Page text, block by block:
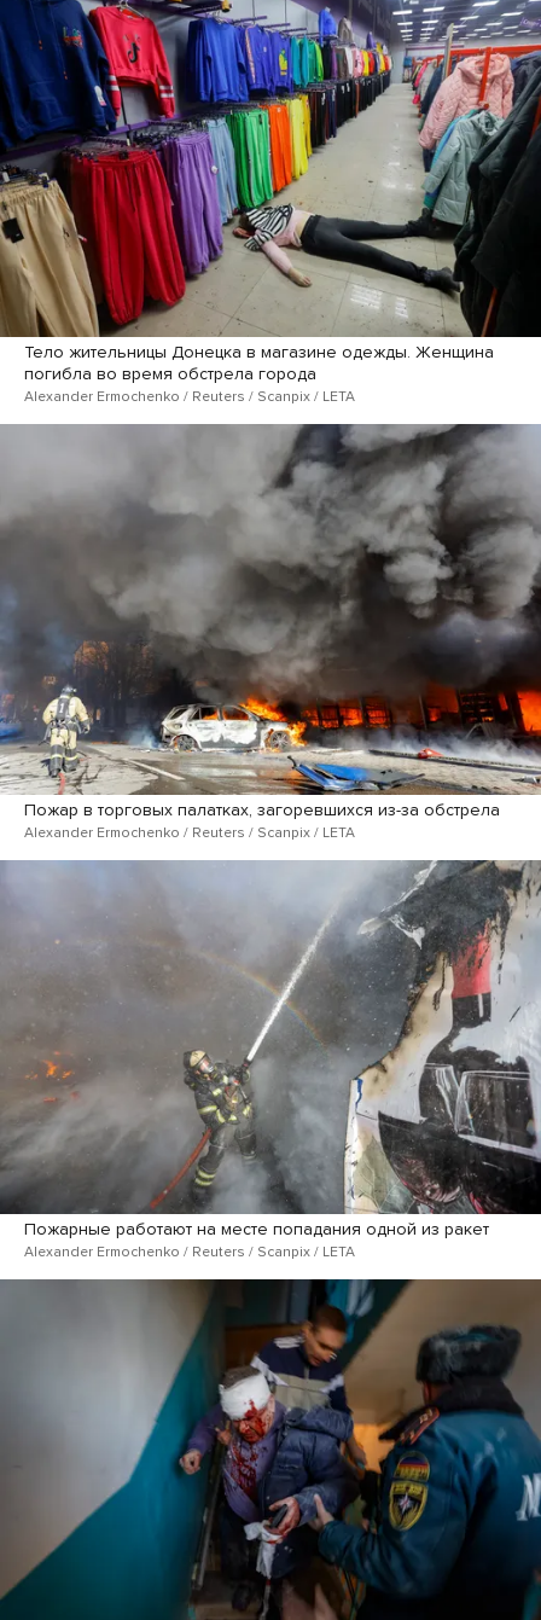
Тело жительницы Донецка в магазине одежды. Женщина
погибла во время обстрела города
Alexander Ermochenko / Reuters / Scanpix / LETA
Пожар в торговых палатках, загоревшихся из-за обстрела
Alexander Ermochenko / Reuters / Scanpix / LETA
Пожарные работают на месте попадания одной из ракет
Alexander Ermochenko / Reuters / Scanpix / LETA